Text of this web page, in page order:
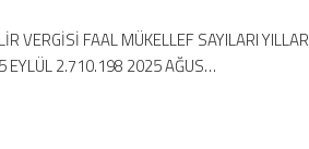
VERGİSİ FAAL MÜKELLEF SAYILARI YILLAR
EYLÜL 2.710.198 2025 AĞUS…